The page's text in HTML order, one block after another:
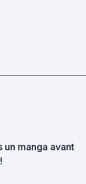
un manga avant